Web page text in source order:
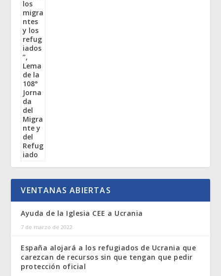
VENTANAS ABIERTAS
Ayuda de la Iglesia CEE a Ucrania
7 de marzo de 2022
España alojará a los refugiados de Ucrania que
carezcan de recursos sin que tengan que pedir
protección oficial